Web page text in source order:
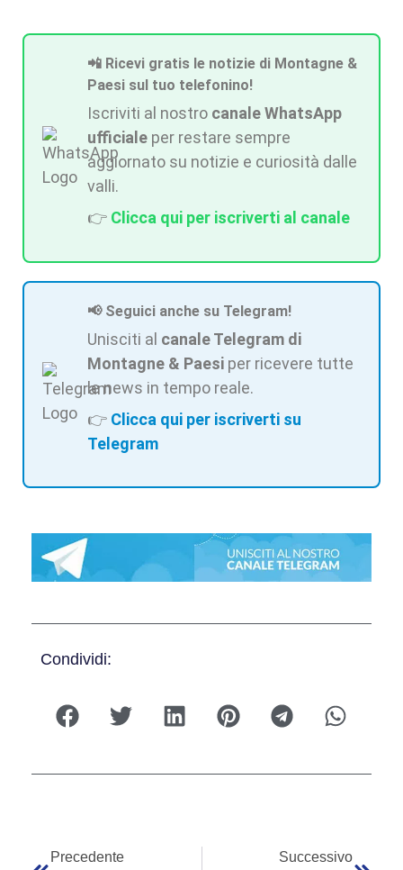
📲 Ricevi gratis le notizie di Montagne &
Paesi sul tuo telefonino!
Iscriviti al nostro canale WhatsApp
ufficiale per restare sempre
aggiornato su notizie e curiosità dalle
valli.
👉 Clicca qui per iscriverti al canale
📢 Seguici anche su Telegram!
Unisciti al canale Telegram di
Montagne & Paesi per ricevere tutte
le news in tempo reale.
👉 Clicca qui per iscriverti su
Telegram
Condividi:
Precedente Successivo